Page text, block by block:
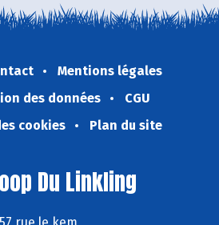
Mentions légales
des données
CGU
cookies
Plan du site
Du Linkling